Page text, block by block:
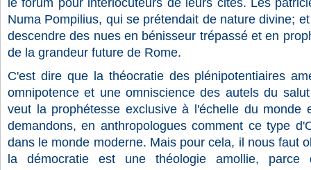
le forum pour interlocuteurs de leurs cités. Les
Numa Pompilius, qui se prétendait de nature divine;
descendre des nues en bénisseur trépassé et en
de la grandeur future de Rome.
C'est dire que la théocratie des plénipotentiaires
omnipotence et une omniscience des autels du
veut la prophétesse exclusive à l'échelle du monde
demandons, en anthropologues comment ce type
dans le monde moderne. Mais pour cela, il nous faut
la démocratie est une théologie amollie, parce